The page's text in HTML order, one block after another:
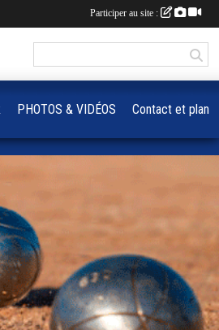
PHOTOS & VIDÉOS Contact et plan
Participer au site :